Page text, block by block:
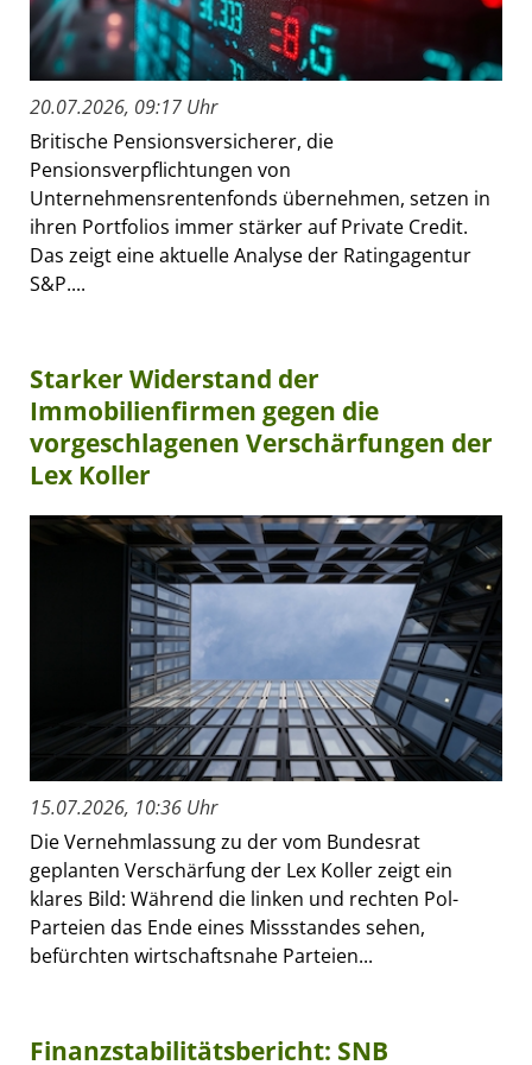
20.07.2026, 09:17 Uhr
Britische Pensionsversicherer, die
Pensionsverpflichtungen von
Unternehmensrentenfonds übernehmen, setzen in
ihren Portfolios immer stärker auf Private Credit.
Das zeigt eine aktuelle Analyse der Ratingagentur
S&P....
Starker Widerstand der
Immobilienfirmen gegen die
vorgeschlagenen Verschärfungen der
Lex Koller
15.07.2026, 10:36 Uhr
Die Vernehmlassung zu der vom Bundesrat
geplanten Verschärfung der Lex Koller zeigt ein
klares Bild: Während die linken und rechten Pol-
Parteien das Ende eines Missstandes sehen,
befürchten wirtschaftsnahe Parteien...
Finanzstabilitätsbericht: SNB